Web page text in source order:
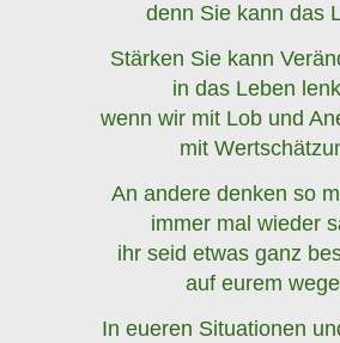
denn Sie kann das
Stärken Sie kann
in das Leben
wenn wir mit Lob und
mit
An andere denken so
immer mal wieder
ihr seid etwas ganz
auf eurem
In eueren Situationen